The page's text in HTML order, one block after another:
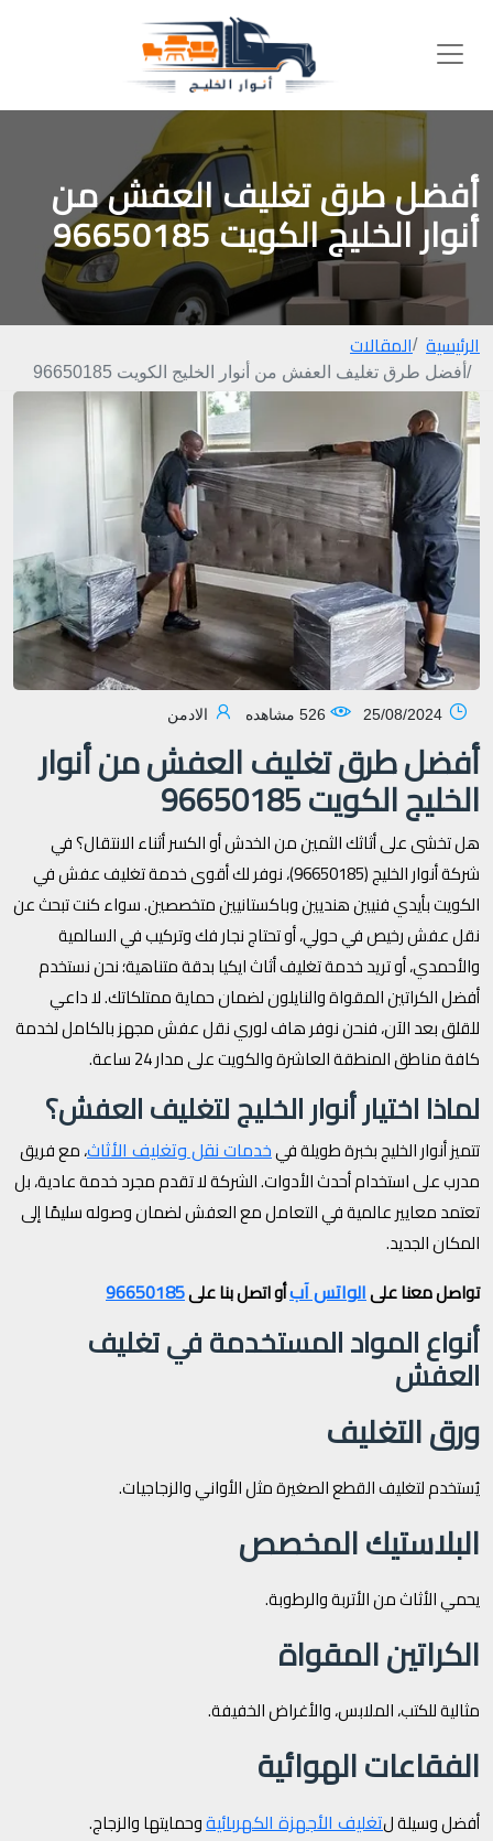
أفضل طرق تغليف العفش من
أنوار الخليج الكويت 96650185
الرئيسية المقالات
أفضل طرق تغليف العفش من أنوار الخليج الكويت 96650185
الادمن
أفضل طرق تغليف العفش من أنوار
الخليج الكويت 96650185
هل تخشى على أثاثك الثمين من الخدش أو الكسر أثناء الانتقال؟ في
شركة أنوار الخليج (96650185)، نوفر لك أقوى خدمة تغليف عفش في
الكويت بأيدي فنيين هنديين وباكستانيين متخصصين. سواء كنت تبحث عن
نقل عفش رخيص في حولي، أو تحتاج نجار فك وتركيب في السالمية
والأحمدي، أو تريد خدمة تغليف أثاث ايكيا بدقة متناهية؛ نحن نستخدم
أفضل الكراتين المقواة والنايلون لضمان حماية ممتلكاتك. لا داعي
للقلق بعد الآن، فنحن نوفر هاف لوري نقل عفش مجهز بالكامل لخدمة
كافة مناطق المنطقة العاشرة والكويت على مدار 24 ساعة.
لماذا اختيار أنوار الخليج لتغليف العفش؟
تتميز أنوار الخليج بخبرة طويلة فيخدمات نقل وتغليف الأثاث، مع فريق
مدرب على استخدام أحدث الأدوات. الشركة لا تقدم مجرد خدمة عادية، بل
تعتمد معايير عالمية في التعامل مع العفش لضمان وصوله سليمًا إلى
المكان الجديد.
تواصل معنا علىالواتس آبأو اتصل بنا على96650185
أنواع المواد المستخدمة في تغليف
العفش
ورق التغليف
يُستخدم لتغليف القطع الصغيرة مثل الأواني والزجاجيات.
البلاستيك المخصص
يحمي الأثاث من الأتربة والرطوبة.
الكراتين المقواة
مثالية للكتب، الملابس، والأغراض الخفيفة.
الفقاعات الهوائية
أفضل وسيلة لتغليف الأجهزة الكهربائيةوحمايتها والزجاج.